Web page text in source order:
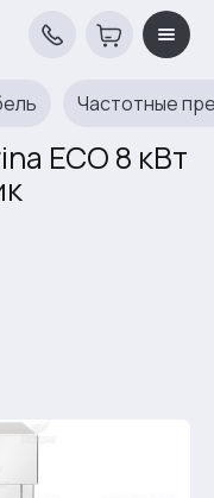
Частотные
ECO 8 кВт